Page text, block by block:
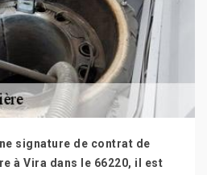
signature de contrat de
à Vira dans le 66220, il est